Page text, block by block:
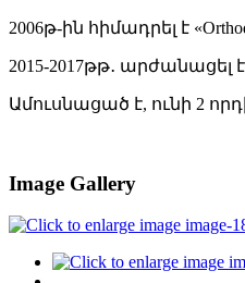
2006թ-ին հիմադրել է
2015-2017թթ․
Ամուսնացած է, ունի 2
Image Gallery